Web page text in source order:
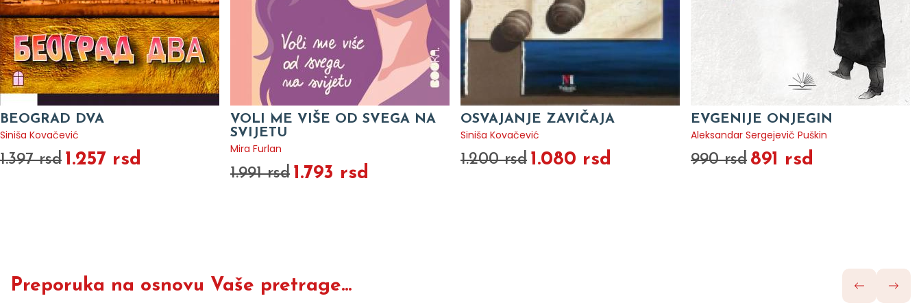
BEOGRAD DVA
Siniša Kovačević
1.397 rsd 1.257 rsd
VOLI ME VIŠE OD SVEGA NA
SVIJETU
Mira Furlan
1.991 rsd 1.793 rsd
OSVAJANJE ZAVIČAJA
Siniša Kovačević
1.200 rsd 1.080 rsd
EVGENIJE ONJEGIN
Aleksandar Sergejevič Puškin
990 rsd 891 rsd
Preporuka na osnovu Vaše pretrage...